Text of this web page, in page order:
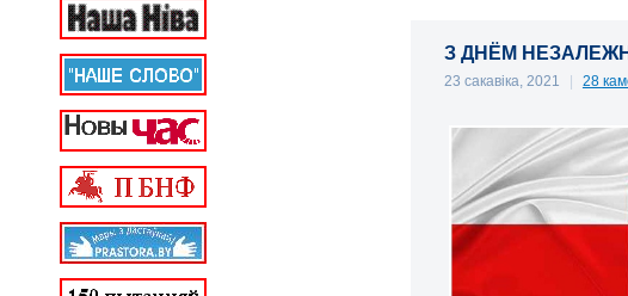
З ДНЁМ
23 сакавіка, 2021 | 28